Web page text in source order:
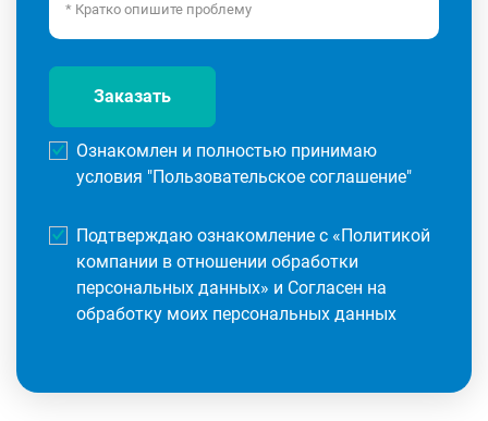
Заказать
Ознакомлен и полностью принимаю
условия "Пользовательское соглашение"
Подтверждаю ознакомление с «Политикой
компании в отношении обработки
персональных данных» и Согласен на
обработку моих персональных данных